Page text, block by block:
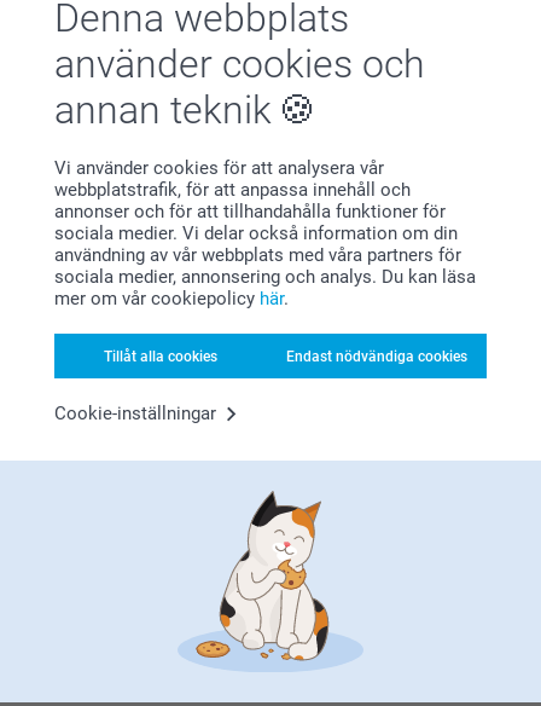
Denna webbplats
använder cookies och
annan teknik
Vi använder cookies för att analysera vår
webbplatstrafik, för att anpassa innehåll och
annonser och för att tillhandahålla funktioner för
sociala medier. Vi delar också information om din
användning av vår webbplats med våra partners för
sociala medier, annonsering och analys. Du kan läsa
mer om vår cookiepolicy här.
Tillåt alla cookies Endast nödvändiga cookies
Cookie-inställningar
Varma hälsningar
Kirsi @smartphoto
Allt okej, fina bilder och kvalitet.
Visa reaktioner
2025-01-28
Hej Rosita,
Stort tack för ditt omdöme av våra Panoramabilder,
det gläder oss att höra. Visst är det härligt att ha
bilderna fysiskt, inte bara digitalt :) Tack för att du
valt att beställa hos oss.
Varma hälsningar
Kirsi @smartphoto
VK,
2024-08-06
Bra kvalité kunde vart bättre ljus på vissa bilder annars
otroligt nöjd.
2024-08-08
Hej VK,
foton. Visst är det härligt att ha bilderna fysiskt, inte
bara digitalt :) Tack för att du valt att beställa hos
Visa mer
Relaterade produkter
Väggkalender
6 varianter
Från
(2207 omdömen)